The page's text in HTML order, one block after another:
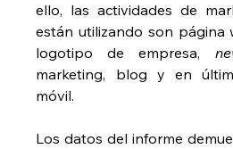
ello, las actividades de
están utilizando son página
logotipo de empresa,
marketing, blog y en
móvil.
Los datos del informe